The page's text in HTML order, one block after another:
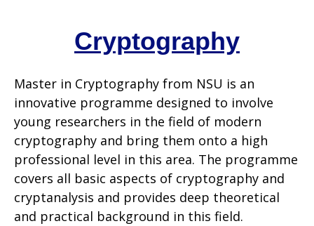
Cryptography
Master in Cryptography from NSU is an
innovative programme designed to involve
young researchers in the field of modern
cryptography and bring them onto a high
professional level in this area. The programme
covers all basic aspects of cryptography and
cryptanalysis and provides deep theoretical
and practical background in this field.